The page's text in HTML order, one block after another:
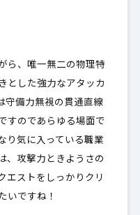
ら、唯一無二の物理特
とした強力なアタッカ
守備力無視の貫通直線
すのであらゆる場面で
り気に入っている職業
、攻撃力ときようさの
エストをしっかりクリ
いですね！